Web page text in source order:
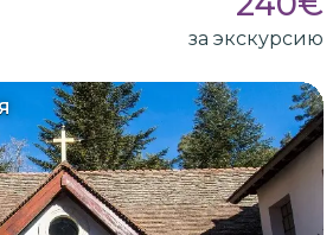
за экскурсию